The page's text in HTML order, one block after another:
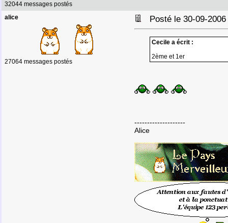
32044 messages postés
alice
27064 messages postés
Posté le 30-09-
Cecile a écrit :
2ème et 1er
--------------------
Alice